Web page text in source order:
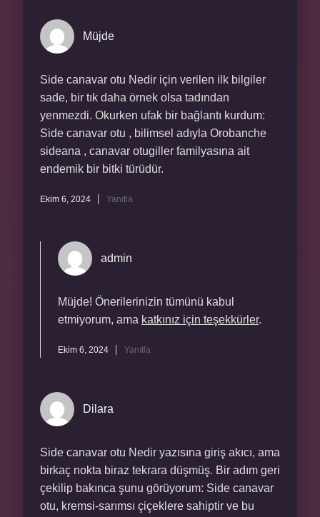
Müjde
Side canavar otu Nedir için verilen ilk bilgiler
sade, bir tık daha örnek olsa tadından
yenmezdi. Okurken ufak bir bağlantı kurdum:
Side canavar otu , bilimsel adıyla Orobanche
sideana , canavar otugiller familyasına ait
endemik bir bitki türüdür.
Ekim 6, 2024 Yanıtla
admin
Müjde! Önerilerinizin tümünü kabul
etmiyorum, ama katkınız için teşekkürler.
Ekim 6, 2024 Yanıtla
Dilara
Side canavar otu Nedir yazısına giriş akıcı, ama
birkaç nokta biraz tekrara düşmüş. Bir adım geri
çekilip bakınca şunu görüyorum: Side canavar
otu, kremsi-sarımsı çiçeklere sahiptir ve bu